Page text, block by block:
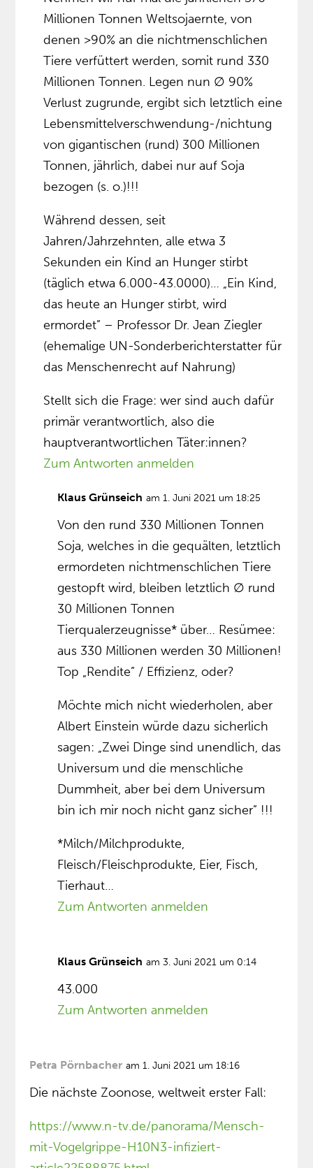
Millionen Tonnen Weltsojaernte, von
denen >90% an die nichtmenschlichen
Tiere verfüttert werden, somit rund 330
Millionen Tonnen. Legen nun ∅ 90%
Verlust zugrunde, ergibt sich letztlich eine
Lebensmittelverschwendung-/nichtung
von gigantischen (rund) 300 Millionen
Tonnen, jährlich, dabei nur auf Soja
bezogen (s. o.)!!!
Während dessen, seit
Jahren/Jahrzehnten, alle etwa 3
Sekunden ein Kind an Hunger stirbt
(täglich etwa 6.000-43.0000)… „Ein Kind,
das heute an Hunger stirbt, wird
ermordet” – Professor Dr. Jean Ziegler
(ehemalige UN-Sonderberichterstatter für
das Menschenrecht auf Nahrung)
Stellt sich die Frage: wer sind auch dafür
primär verantwortlich, also die
hauptverantwortlichen Täter:innen?
Zum Antworten anmelden
Klaus Grünseich am 1. Juni 2021 um 18:25
Von den rund 330 Millionen Tonnen
Soja, welches in die gequälten, letztlich
ermordeten nichtmenschlichen Tiere
gestopft wird, bleiben letztlich ∅ rund
30 Millionen Tonnen
Tierqualerzeugnisse* über… Resümee:
aus 330 Millionen werden 30 Millionen!
Top „Rendite” / Effizienz, oder?
Möchte mich nicht wiederholen, aber
Albert Einstein würde dazu sicherlich
sagen: „Zwei Dinge sind unendlich, das
Universum und die menschliche
Dummheit, aber bei dem Universum
bin ich mir noch nicht ganz sicher” !!!
*Milch/Milchprodukte,
Fleisch/Fleischprodukte, Eier, Fisch,
Tierhaut…
Zum Antworten anmelden
Klaus Grünseich am 3. Juni 2021 um 0:14
43.000
Zum Antworten anmelden
Petra Pörnbacher am 1. Juni 2021 um 18:16
Die nächste Zoonose, weltweit erster Fall:
https://www.n-tv.de/panorama/Mensch-
mit-Vogelgrippe-H10N3-infiziert-